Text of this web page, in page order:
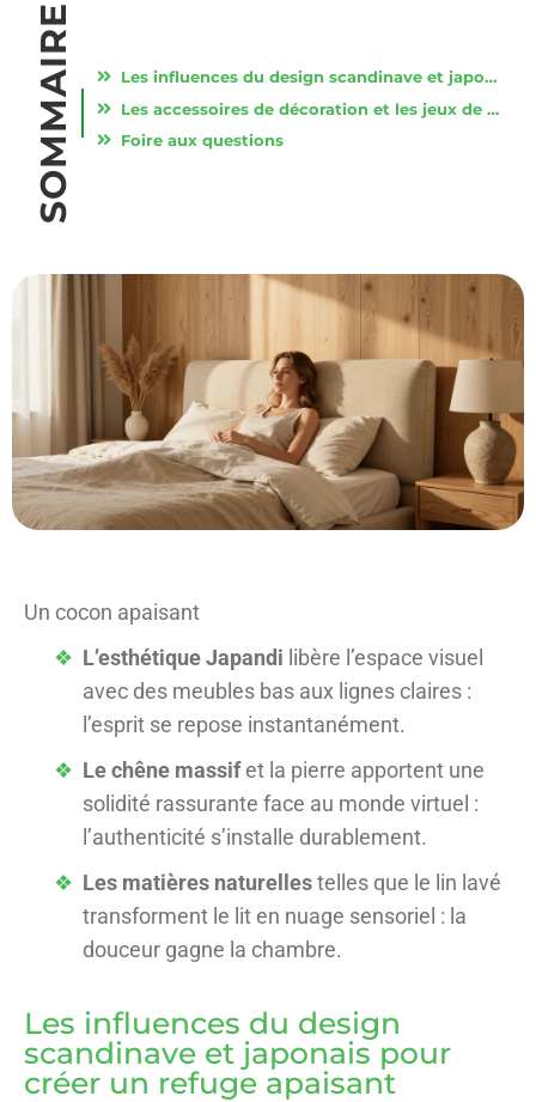
SOMMAIRE
Les influences du design scandinave et japonais pour créer un refuge apaisant
Les accessoires de décoration et les jeux de textures pour une ambiance feutrée
Foire aux questions
Un cocon apaisant
L’esthétique Japandi libère l’espace visuel
avec des meubles bas aux lignes claires :
l’esprit se repose instantanément.
Le chêne massifet la pierre apportent une
solidité rassurante face au monde virtuel :
l’authenticité s’installe durablement.
Les matières naturellestelles que le lin lavé
transforment le lit en nuage sensoriel : la
douceur gagne la chambre.
Les influences du design
scandinave et japonais pour
créer un refuge apaisant